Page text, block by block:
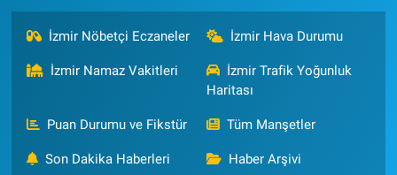
İzmir Nöbetçi Eczaneler İzmir Hava Durumu
İzmir Namaz Vakitleri
İzmir Trafik Yoğunluk
Haritası
Puan Durumu ve Fikstür Tüm Manşetler
Son Dakika Haberleri Haber Arşivi